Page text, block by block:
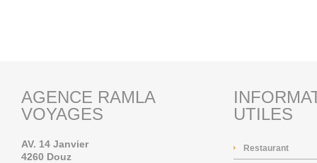
AGENCE RAMLA
VOYAGES
AV. 14 Janvier
4260 Douz
UTILES
Restaurant